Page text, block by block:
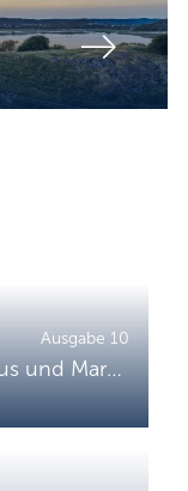
Ausgabe 10
Ausgabe 10: Tourismus und Marketing